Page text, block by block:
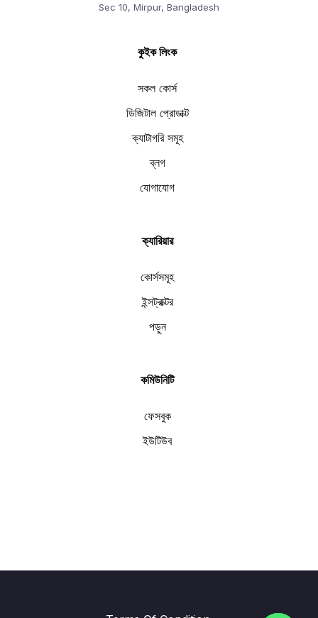
Sec 10, Mirpur, Bangladesh
কুইক লিংক
সকল কোর্স
ডিজিটাল প্রোডাক্ট
ক্যাটাগরি সমূহ
ব্লগ
যোগাযোগ
ক্যারিয়ার
কোর্সসমূহ
ইন্সট্রাক্টর
পড়ুন
কমিউনিটি
ফেসবুক
ইউটিউব